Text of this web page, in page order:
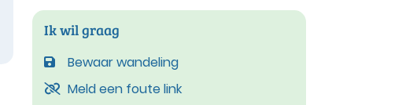
Ik wil graag
Bewaar wandeling
Meld een foute link